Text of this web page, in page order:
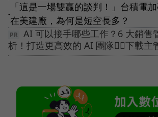
●
「這是一場雙贏的談判！」台積電
在美建廠，為何是短空長多？
AI 可以接手哪些工作？6 大銷售
析！打造更高效的 AI 團隊👉🏻下載主